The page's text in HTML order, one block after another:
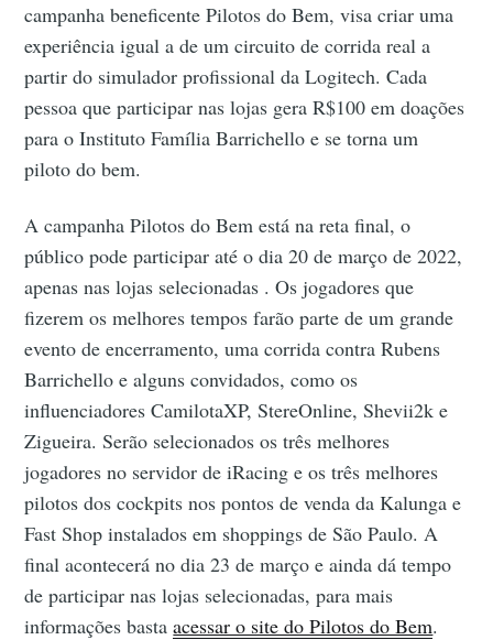
campanha beneficente Pilotos do Bem, visa criar uma
experiência igual a de um circuito de corrida real a
partir do simulador profissional da Logitech. Cada
pessoa que participar nas lojas gera R$100 em doações
para o Instituto Família Barrichello e se torna um
piloto do bem.
A campanha Pilotos do Bem está na reta final, o
público pode participar até o dia 20 de março de 2022,
apenas nas lojas selecionadas . Os jogadores que
fizerem os melhores tempos farão parte de um grande
evento de encerramento, uma corrida contra Rubens
Barrichello e alguns convidados, como os
influenciadores CamilotaXP, StereOnline, Shevii2k e
Zigueira. Serão selecionados os três melhores
jogadores no servidor de iRacing e os três melhores
pilotos dos cockpits nos pontos de venda da Kalunga e
Fast Shop instalados em shoppings de São Paulo. A
final acontecerá no dia 23 de março e ainda dá tempo
de participar nas lojas selecionadas, para mais
informações bastaacessar o site do Pilotos do Bem.